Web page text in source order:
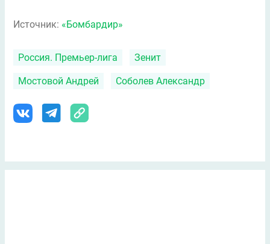
Источник: «Бомбардир»
Россия. Премьер-лига Зенит
Мостовой Андрей Соболев Александр